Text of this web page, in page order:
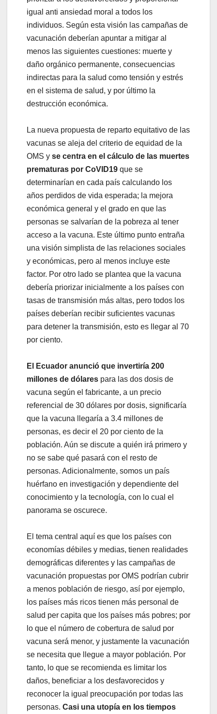
igual anti ansiedad moral a todos los
individuos. Según esta visión las campañas de
vacunación deberían apuntar a mitigar al
menos las siguientes cuestiones: muerte y
daño orgánico permanente, consecuencias
indirectas para la salud como tensión y estrés
en el sistema de salud, y por último la
destrucción económica.
La nueva propuesta de reparto equitativo de las
vacunas se aleja del criterio de equidad de la
OMS y se centra en el cálculo de las muertes
prematuras por CoVID19 que se
determinarían en cada país calculando los
años perdidos de vida esperada; la mejora
económica general y el grado en que las
personas se salvarían de la pobreza al tener
acceso a la vacuna. Este último punto entraña
una visión simplista de las relaciones sociales
y económicas, pero al menos incluye este
factor. Por otro lado se plantea que la vacuna
debería priorizar inicialmente a los países con
tasas de transmisión más altas, pero todos los
países deberían recibir suficientes vacunas
para detener la transmisión, esto es llegar al 70
por ciento.
El Ecuador anunció que invertiría 200
millones de dólares para las dos dosis de
vacuna según el fabricante, a un precio
referencial de 30 dólares por dosis, significaría
que la vacuna llegaría a 3.4 millones de
personas, es decir el 20 por ciento de la
población. Aún se discute a quién irá primero y
no se sabe qué pasará con el resto de
personas. Adicionalmente, somos un país
huérfano en investigación y dependiente del
conocimiento y la tecnología, con lo cual el
panorama se oscurece.
El tema central aquí es que los países con
economías débiles y medias, tienen realidades
demográficas diferentes y las campañas de
vacunación propuestas por OMS podrían cubrir
a menos población de riesgo, así por ejemplo,
los países más ricos tienen más personal de
salud per capita que los países más pobres; por
lo que el número de cobertura de salud por
vacuna será menor, y justamente la vacunación
se necesita que llegue a mayor población. Por
tanto, lo que se recomienda es limitar los
daños, beneficiar a los desfavorecidos y
reconocer la igual preocupación por todas las
personas. Casi una utopía en los tiempos